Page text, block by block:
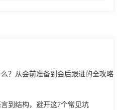
？从会前准备到会后跟进的全攻略
到结构，避开这7个常见坑